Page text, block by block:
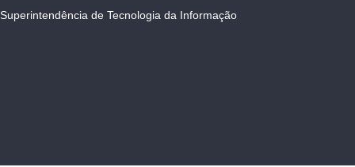
Superintendência de Tecnologia da Informação